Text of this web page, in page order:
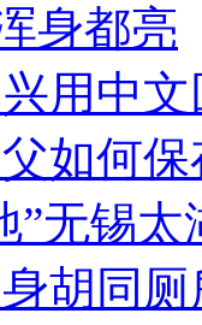
身都亮
用中
如何
”无锡
胡同